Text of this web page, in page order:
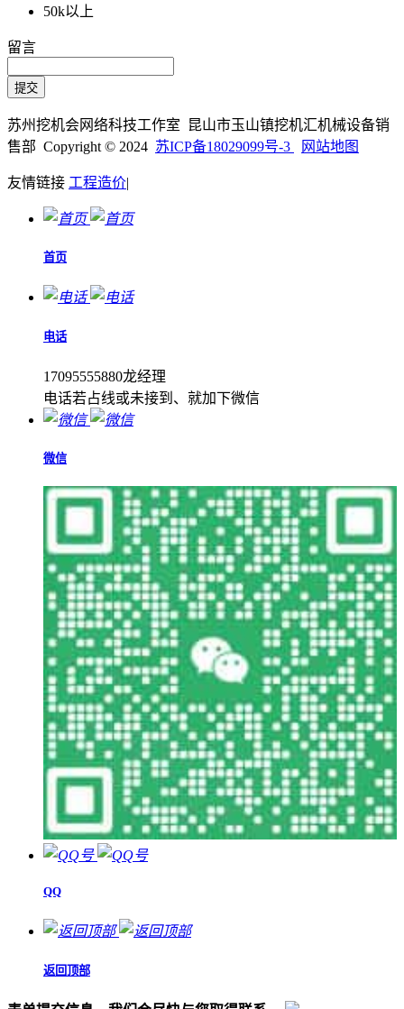
50k以上
留言
苏州挖机会网络科技工作室 昆山市玉山镇挖机汇机械设备销
售部 Copyright © 2024 苏ICP备18029099号-3 网站地图
友情链接 工程造价|
首页
电话
17095555880龙经理
电话若占线或未接到、就加下微信
微信
QQ
返回顶部